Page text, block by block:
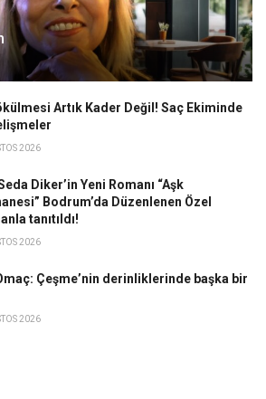
Artık Kader Değil! Saç Ekiminde
2026
Diker’in Yeni Romanı “Aşk
Bodrum’da Düzenlenen Özel
tanıtıldı!
2026
Çeşme’nin derinliklerinde başka bir
2026